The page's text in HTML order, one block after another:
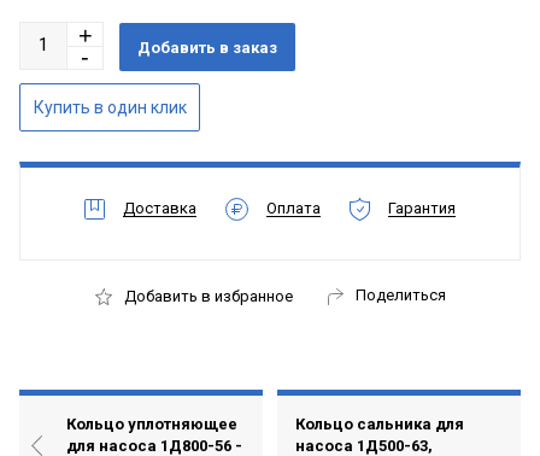
Доставка Оплата Гарантия
Добавить в избранное Поделиться
Кольцо уплотняющее
для насоса 1Д800-56 -
Кольцо сальника для
насоса 1Д500-63,